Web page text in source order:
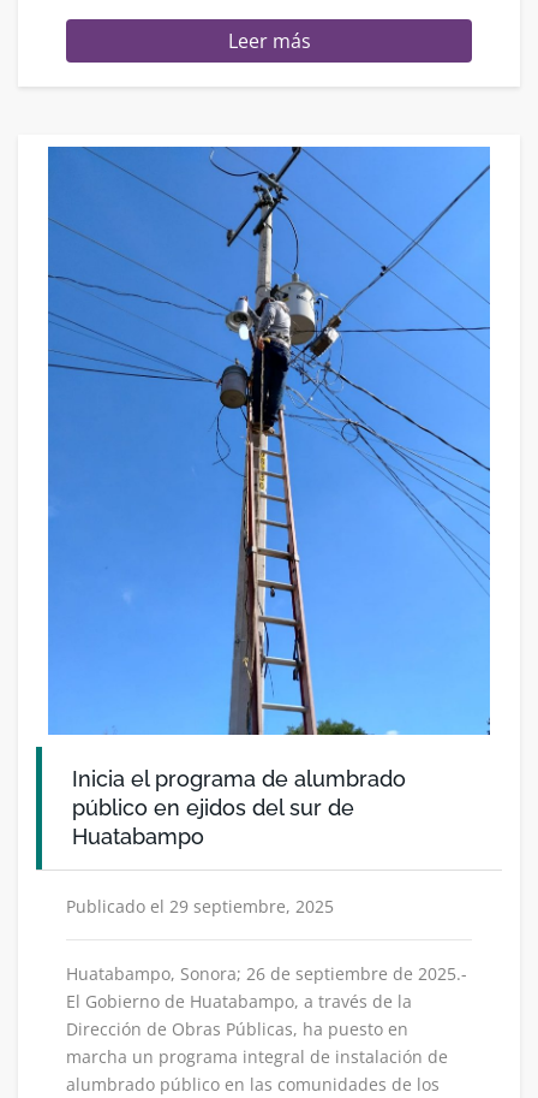
Leer más
Inicia el programa de alumbrado
público en ejidos del sur de
Huatabampo
Publicado el 29 septiembre, 2025
Huatabampo, Sonora; 26 de septiembre de 2025.-
El Gobierno de Huatabampo, a través de la
Dirección de Obras Públicas, ha puesto en
marcha un programa integral de instalación de
alumbrado público en las comunidades de los